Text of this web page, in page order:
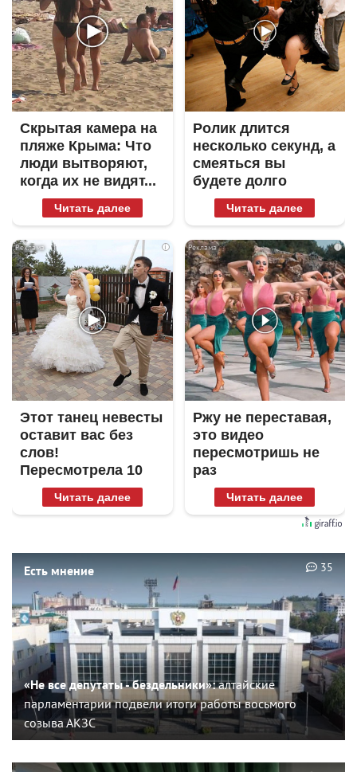
Скрытая камера на
пляже Крыма: Что
люди вытворяют,
когда их не видят...
Читать далее
Ролик длится
несколько секунд, а
смеяться вы
будете долго
Читать далее
i
Этот танец невесты
оставит вас без
слов!
Пересмотрела 10
раз
Читать далее
i
Ржу не переставая,
это видео
пересмотришь не
раз
Читать далее
Есть мнение
«Не все депутаты - бездельники»:алтайские
парламентарии подвели итоги работы восьмого
созыва АКЗС
35